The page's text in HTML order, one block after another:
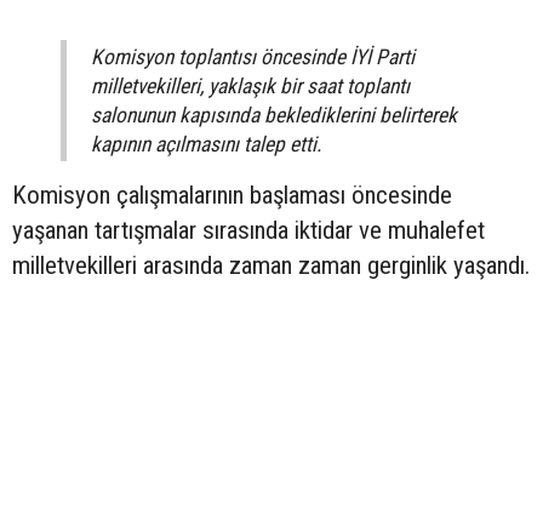
Komisyon toplantısı öncesinde İYİ Parti
milletvekilleri, yaklaşık bir saat toplantı
salonunun kapısında beklediklerini belirterek
kapının açılmasını talep etti.
Komisyon çalışmalarının başlaması öncesinde
yaşanan tartışmalar sırasında iktidar ve muhalefet
milletvekilleri arasında zaman zaman gerginlik yaşandı.